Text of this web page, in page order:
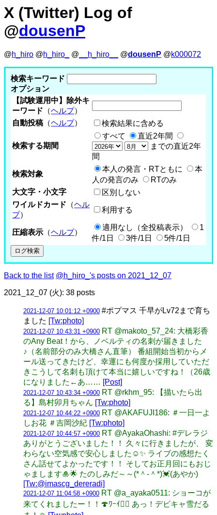
X (Twitter) Log of
@dousenP
@h_hiro @h_hiro_ @ __h_hiro__ @dousenP @k000072
検索キーワード
オプション
【試験運用中】除外キ
ーワード （ヘルプ）
自動投稿 （ヘルプ） 検索結果に含める
検索する期間
すべて
直近2年間
までの直近2年
間
検索対象
本人の発言・RTともに
本
人の発言のみ
RTのみ
大文字・小文字
区別しない
ワイルドカード （ヘル
プ）
利用する
圧縮表示 （ヘルプ）
適用なし（全投稿表示）
1
件/1日
3件/1日 5件/1日
Back to the list @h_hiro_'s posts on 2021_12_07
2021_12_07 (火): 38 posts
2021-12-07 10:01:12 +0900 #ポプマス 千早がLv72まで育ち
ました [Tw:photo]
2021-12-07 10:43:31 +0900 RT @makoto_57_24: 大橋彩香
のAny Beat！から、ノベルティの名刺が届きました
♪（名前部分のみ大橋さん直筆） 番組開始当初からメ
ール送ってきたけど、幸運にも何度か採用していただ
きこうして名刺も頂けて本当に嬉しいですね！（26歳
になりました←あ…… [Post]
2021-12-07 10:43:34 +0900 RT @rkhm_95: 【描いたら出
る】島村卯月ちゃん [Tw:photo]
2021-12-07 10:44:22 +0900 RT @AKAFUJI186: ＃一日一よ
しお花 ＃吉岡沙紀 [Tw:photo]
2021-12-07 10:44:57 +0900 RT @AyakaOhashi: #デレラジ
ありがとうございました！！ 久々に行きましたが、 変
わらない空気感で安心しました☺️✨ ライブの感想たく
さん話せてよかったです！！ そしてお正月回にもおじ
ゃまします🎍🌟 たのしみだ～～(*＾-＾*)💓(あやか)
[Tw:@imascg_dereradi]
2021-12-07 11:04:58 +0900 RT @a_ayaka0511: ショーコが
来てくれましたー！！🍄ﾜｰｲ❤️‍🔥 あっ！デビキャ雪だる